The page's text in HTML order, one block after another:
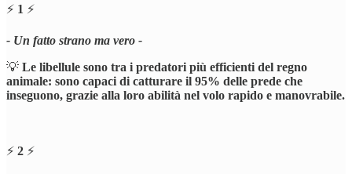
⚡️ 1 ⚡️
- Un fatto strano ma vero -
💡 Le libellule sono tra i predatori più efficienti del regno
animale: sono capaci di catturare il 95% delle prede che
inseguono, grazie alla loro abilità nel volo rapido e manovrabile.
⚡️ 2 ⚡️